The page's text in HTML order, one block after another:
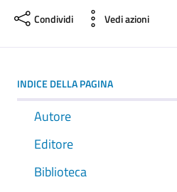
Condividi Vedi azioni
INDICE DELLA PAGINA
Autore
Editore
Biblioteca